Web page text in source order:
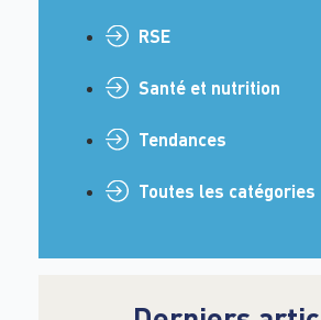
RSE
Santé et nutrition
Tendances
Toutes les catégories